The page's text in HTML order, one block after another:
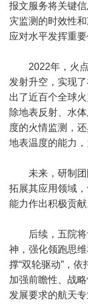
报文服务将关键
灾监测的时效性
应对水平发挥重要
2022年，火
发射升空，实现
出了近百个全球
除地表反射、水
度的火情监测，
地表温度的能力
未来，研制
拓展其应用领域
能力作出积极贡献
后续，五院
神，强化领跑思
撑“双轮驱动”，
加强前瞻性、战
发展要求的航天专